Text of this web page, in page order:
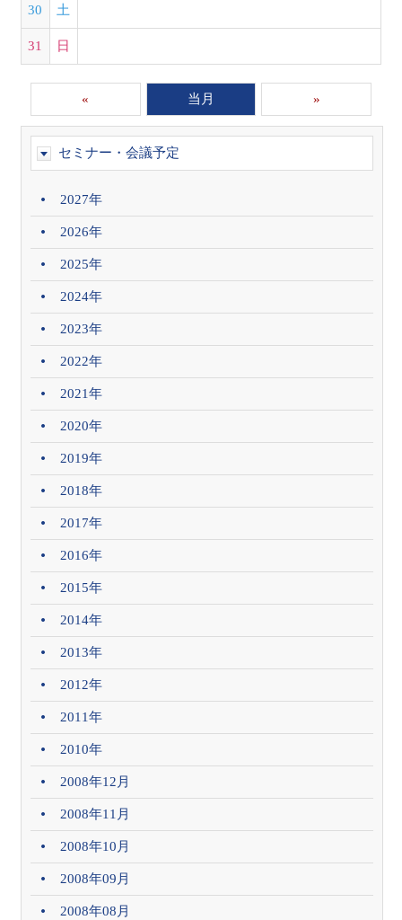
30 土
31 日
« 当月 »
セミナー・会議予定
2027年
2026年
2025年
2024年
2023年
2022年
2021年
2020年
2019年
2018年
2017年
2016年
2015年
2014年
2013年
2012年
2011年
2010年
2008年12月
2008年11月
2008年10月
2008年09月
2008年08月